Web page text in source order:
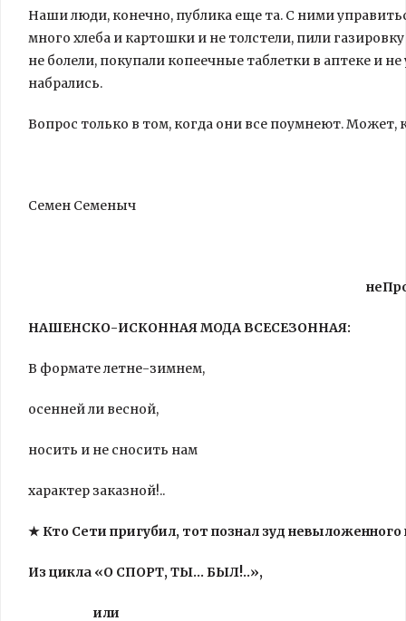
Наши люди, конечно, публика еще та. С ними
много хлеба и картошки и не толстели, пили
не болели, покупали копеечные таблетки в аптеке и
набрались.
Вопрос только в том, когда они все поумнеют.
Семен Семеныч
НАШЕНСКО-ИСКОННАЯ МОДА ВСЕСЕЗОННАЯ:
В формате летне-зимнем,
осенней ли весной,
носить и не сносить нам
характер заказной!..
★ Кто Сети пригубил, тот познал зуд невыложенного
Из цикла «О СПОРТ, ТЫ… БЫЛ!..»,
или